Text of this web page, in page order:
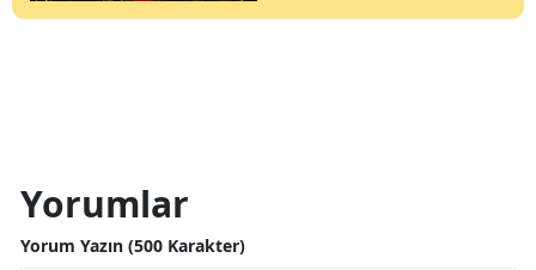
Yorumlar
Yorum Yazın (500 Karakter)